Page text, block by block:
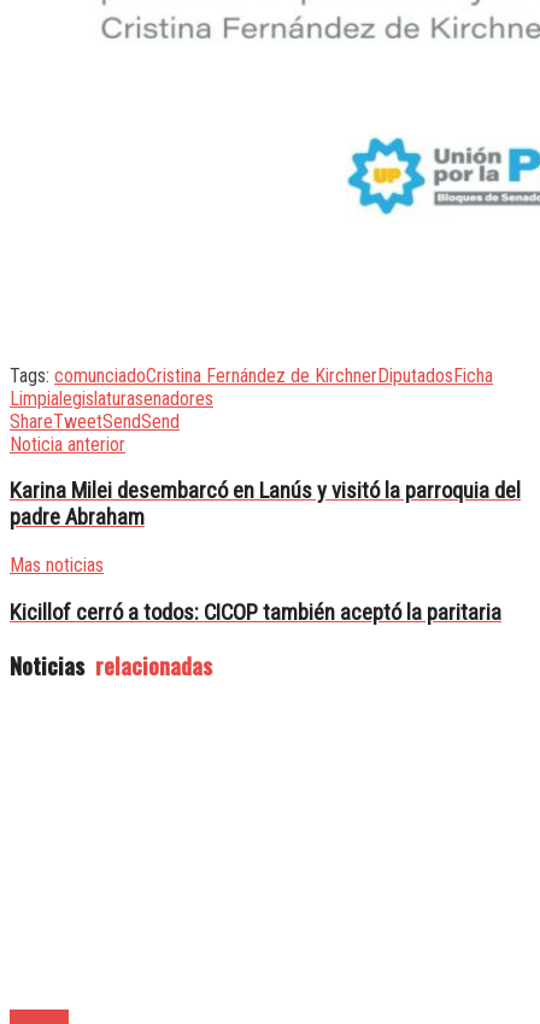
Tags: comunciadoCristina Fernández de KirchnerDiputadosFicha
Limpialegislaturasenadores
ShareTweetSendSend
Noticia anterior
Karina Milei desembarcó en Lanús y visitó la parroquia del
padre Abraham
Mas noticias
Kicillof cerró a todos: CICOP también aceptó la paritaria
Noticias relacionadas